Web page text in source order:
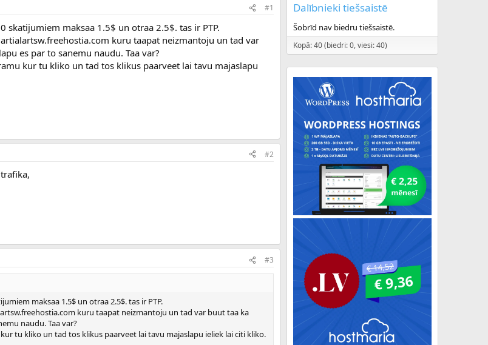
#1
skatijumiem maksaa 1.5$ un otraa 2.5$. tas ir PTP.
kuru taapat neizmantoju un tad var
es par to sanemu naudu. Taa var?
kur tu kliko un tad tos klikus paarveet lai tavu majaslapu
#2
#3
maksaa 1.5$ un otraa 2.5$. tas ir PTP.
kuru taapat neizmantoju un tad var buut taa ka
naudu. Taa var?
tu kliko un tad tos klikus paarveet lai tavu majaslapu ieliek lai citi kliko.
Dalībnieki tiešsaistē
Šobrīd nav biedru tiešsaistē.
Kopā: 40 (biedri: 0, viesi: 40)